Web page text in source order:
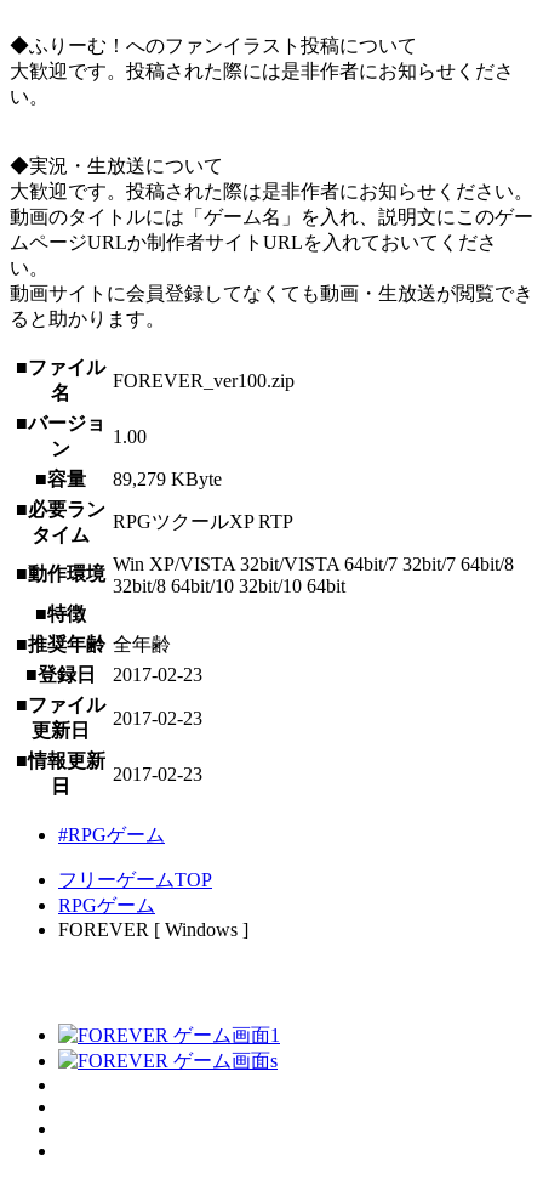
◆ふりーむ！へのファンイラスト投稿について
大歓迎です。投稿された際には是非作者にお知らせくださ
い。
◆実況・生放送について
大歓迎です。投稿された際は是非作者にお知らせください。
動画のタイトルには「ゲーム名」を入れ、説明文にこのゲー
ムページURLか制作者サイトURLを入れておいてくださ
い。
動画サイトに会員登録してなくても動画・生放送が閲覧でき
ると助かります。
■ファイル
名
FOREVER_ver100.zip
■バージョ
ン
1.00
■容量
89,279 KByte
■必要ラン
タイム
RPGツクールXP RTP
■動作環境 Win XP/VISTA 32bit/VISTA 64bit/7 32bit/7 64bit/8
32bit/8 64bit/10 32bit/10 64bit
■特徴
■推奨年齢 全年齢
■登録日
2017-02-23
■ファイル
更新日
2017-02-23
■情報更新
日
2017-02-23
#RPGゲーム
フリーゲームTOP
RPGゲーム
FOREVER [ Windows ]